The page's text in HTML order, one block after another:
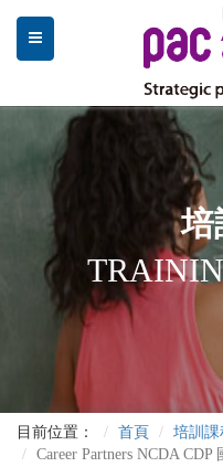
培
目前位置： 首頁
培訓課
Career Partners NCDA